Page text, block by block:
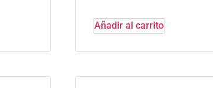
Añadir al carrito